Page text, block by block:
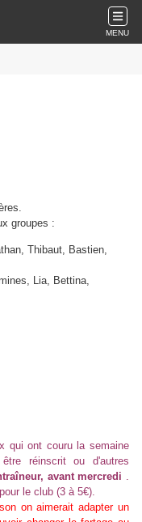
MENU
groupes :
Thibaut, Bastien,
Lia, Bettina,
qui ont couru la semaine
réinscrit ou d'autres
avant mercredi .
le club (3 à 5€).
on aimerait adapter un